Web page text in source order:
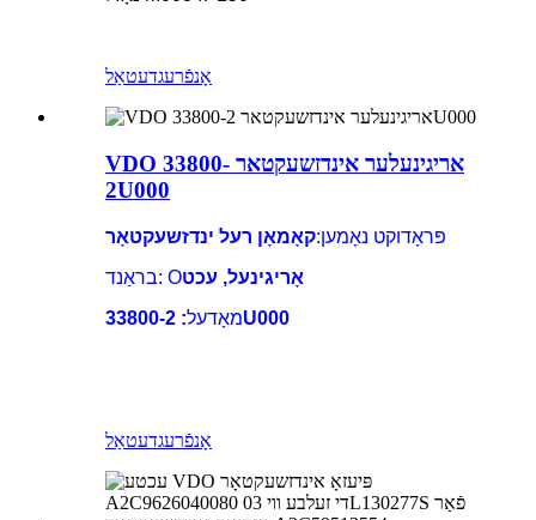
אָנפֿרעגדעטאַל
VDO אריגינעלער אינדזשעקטאר 33800-
2U000
פּראָדוקט נאָמען:קאָמאָן רעל ינדזשעקטאָר
בראַנד: Oאָריגינעל, עכט
מאָדעל: 33800-2U000
אָנפֿרעגדעטאַל